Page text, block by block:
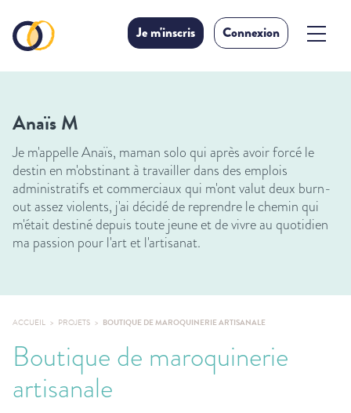
Je m'inscris Connexion
Anaïs M
Je m'appelle Anaïs, maman solo qui après avoir forcé le
destin en m'obstinant à travailler dans des emplois
administratifs et commerciaux qui m'ont valut deux burn-
out assez violents, j'ai décidé de reprendre le chemin qui
m'était destiné depuis toute jeune et de vivre au quotidien
ma passion pour l'art et l'artisanat.
ACCUEIL PROJETS BOUTIQUE DE MAROQUINERIE ARTISANALE
Boutique de maroquinerie
artisanale